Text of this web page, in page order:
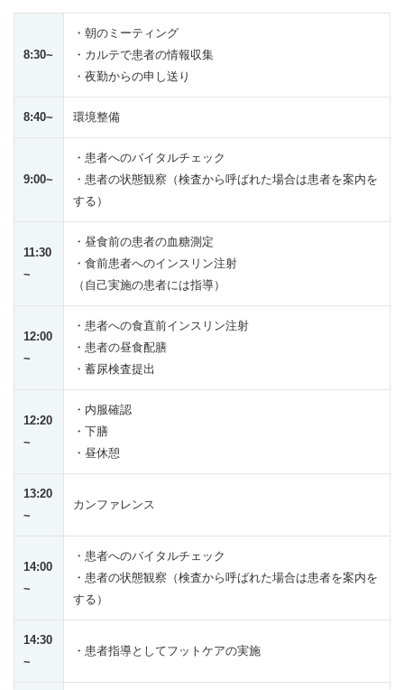
8:30~
・朝のミーティング
・カルテで患者の情報収集
・夜勤からの申し送り
8:40~ 環境整備
9:00~
・患者へのバイタルチェック
・患者の状態観察（検査から呼ばれた場合は患者を案内を
する）
11:30
~
・昼食前の患者の血糖測定
・食前患者へのインスリン注射
（自己実施の患者には指導）
12:00
~
・患者への食直前インスリン注射
・患者の昼食配膳
・蓄尿検査提出
12:20
~
・内服確認
・下膳
・昼休憩
13:20
~
カンファレンス
14:00
~
・患者へのバイタルチェック
・患者の状態観察（検査から呼ばれた場合は患者を案内を
する）
14:30
~
・患者指導としてフットケアの実施